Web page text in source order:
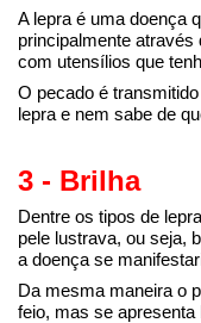
A lepra é uma doença
principalmente
com utensílios que
O pecado é
lepra e nem sabe de
3 - Brilha
Dentre os tipos de
pele lustrava, ou seja,
a doença se
Da mesma maneira o
feio, mas se apresenta